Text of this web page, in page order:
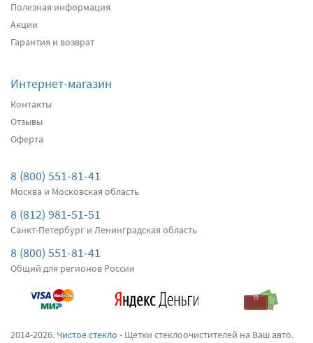
Подробнее
Подробнее
Передние дворники
Подробнее
3620
два дворника
Полезная информация
Акции
Гарантия и возврат
Интернет-магазин
Контакты
Отзывы
Оферта
8 (800) 551-81-41
Москва и Московская область
8 (812) 981-51-51
Санкт-Петербург и Ленинградская область
8 (800) 551-81-41
Общий для регионов России
2014-2026. Чистое стекло - Щетки стеклоочистителей на Ваш авто.